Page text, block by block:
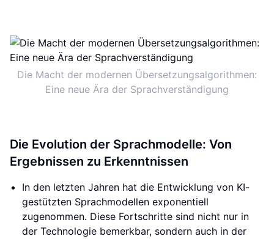
Die Macht der modernen Übersetzungsalgorithmen:
Eine neue Ära der Sprachverständigung
Die Evolution der Sprachmodelle: Von
Ergebnissen zu Erkenntnissen
In den letzten Jahren hat die Entwicklung von KI-
gestützten Sprachmodellen exponentiell
zugenommen. Diese Fortschritte sind nicht nur in
der Technologie bemerkbar, sondern auch in der